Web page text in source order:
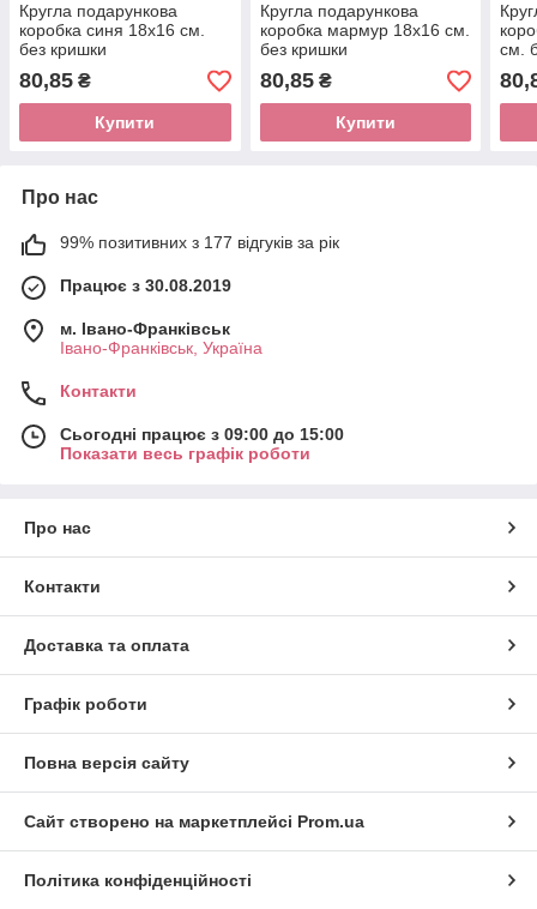
Кругла подарункова
коробка синя 18х16 см.
без кришки
80,85 ₴
Купити
Кругла подарункова
коробка мармур 18х16 см.
без кришки
80,85₴
Купити
см.
Про нас
99% позитивних з 177 відгуків за рік
Працює з 30.08.2019
м. Івано-Франківськ
Івано-Франківськ, Україна
Контакти
Сьогодні працює з 09:00 до 15:00
Показати весь графік роботи
Про нас
Контакти
Доставка та оплата
Графік роботи
Повна версія сайту
Сайт створено на маркетплейсі Prom.ua
Політика конфіденційності